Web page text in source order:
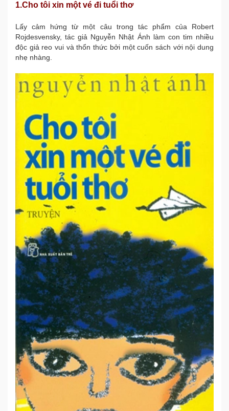
1.Cho tôi xin một vé đi tuổi thơ
Lấy cảm hứng từ một câu trong tác phẩm của Robert
Rojdesvensky, tác giả Nguyễn Nhật Ánh làm con tim nhiều
độc giả reo vui và thổn thức bởi một cuốn sách với nội dung
nhẹ nhàng.